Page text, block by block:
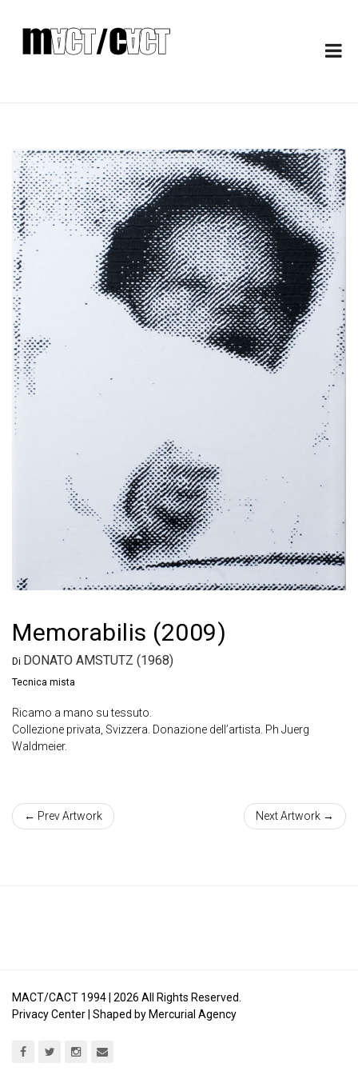
Memorabilis (2009)
Di DONATO AMSTUTZ (1968)
Tecnica mista
Ricamo a mano su tessuto.
Collezione privata, Svizzera. Donazione dell’artista. Ph Juerg
Waldmeier.
← Prev Artwork Next Artwork →
MACT/CACT 1994 | 2026 All Rights Reserved.
Privacy Center | Shaped by Mercurial Agency